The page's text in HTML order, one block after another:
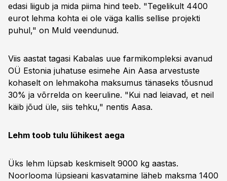
edasi liigub ja mida piima hind teeb. "Tegelikult 4400
eurot lehma kohta ei ole väga kallis sellise projekti
puhul," on Muld veendunud.
Viis aastat tagasi Kabalas uue farmikompleksi avanud
OÜ Estonia juhatuse esimehe Ain Aasa arvestuste
kohaselt on lehmakoha maksumus tänaseks tõusnud
30% ja võrrelda on keeruline. "Kui nad leiavad, et neil
käib jõud üle, siis tehku," nentis Aasa.
Lehm toob tulu lühikest aega
Üks lehm lüpsab keskmiselt 9000 kg aastas.
Noorlooma lüpsieani kasvatamine läheb maksma 1400